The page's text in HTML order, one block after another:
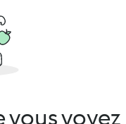
vous voyez